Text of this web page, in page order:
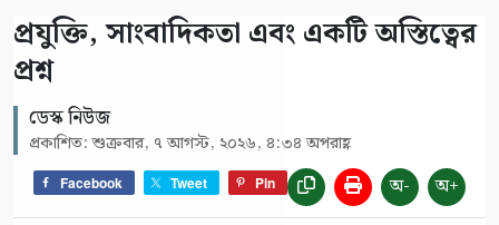
প্রযুক্তি, সাংবাদিকতা এবং একটি অস্তিত্বের
প্রশ্ন
ডেস্ক নিউজ
প্রকাশিত: শুক্রবার, ৭ আগস্ট, ২০২৬, ৪:৩৪ অপরাহ্ণ
Facebook Tweet Pin অ- অ+